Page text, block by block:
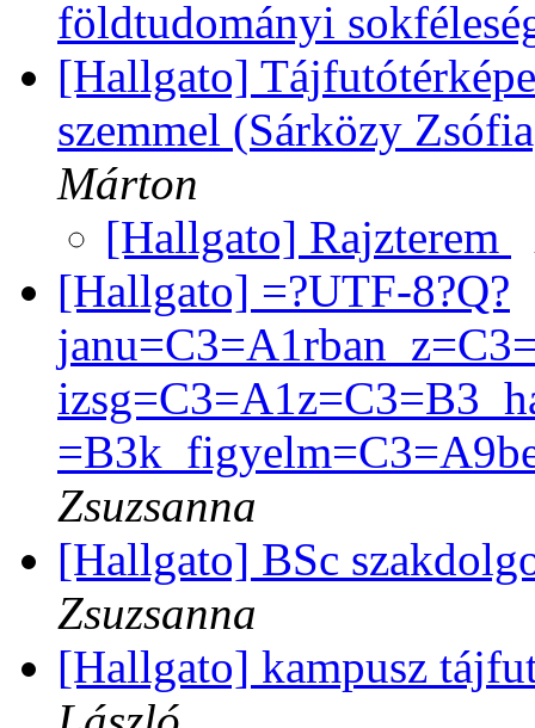
földtudományi
[Hallgato]
szemmel (Sárközy
Márton
[Hallgato] Rajzterem
[Hallgato] =?UTF-8?Q?
Zsuzsanna
[Hallgato] BSc
Zsuzsanna
[Hallgato] kampusz